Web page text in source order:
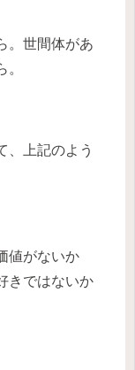
。世間体があ
、上記のよう
値がないか
きではないか